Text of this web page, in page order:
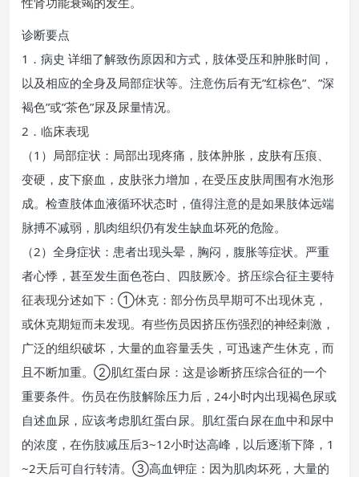
诊断要点
1．病史 详细了解致伤原因和方式，肢体受压和肿胀时间，
以及相应的全身及局部症状等。注意伤后有无”红棕色”、”深
褐色”或”茶色”尿及尿量情况。
2．临床表现
（1）局部症状：局部出现疼痛，肢体肿胀，皮肤有压痕、
变硬，皮下瘀血，皮肤张力增加，在受压皮肤周围有水泡形
成。检查肢体血液循环状态时，值得注意的是如果肢体远端
脉搏不减弱，肌肉组织仍有发生缺血坏死的危险。
（2）全身症状：患者出现头晕，胸闷，腹胀等症状。严重
者心悸，甚至发生面色苍白、四肢厥冷。挤压综合征主要特
征表现分述如下：①休克：部分伤员早期可不出现休克，
或休克期短而未发现。有些伤员因挤压伤强烈的神经刺激，
广泛的组织破坏，大量的血容量丢失，可迅速产生休克，而
且不断加重。②肌红蛋白尿：这是诊断挤压综合征的一个
重要条件。伤员在伤肢解除压力后，24小时内出现褐色尿或
自述血尿，应该考虑肌红蛋白尿。肌红蛋白尿在血中和尿中
的浓度，在伤肢减压后3~12小时达高峰，以后逐渐下降，1
~2天后可自行转清。③高血钾症：因为肌肉坏死，大量的